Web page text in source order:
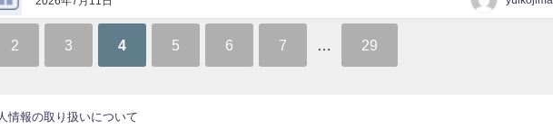
2 3 4 5 6 7 29
情報の取り扱いについて